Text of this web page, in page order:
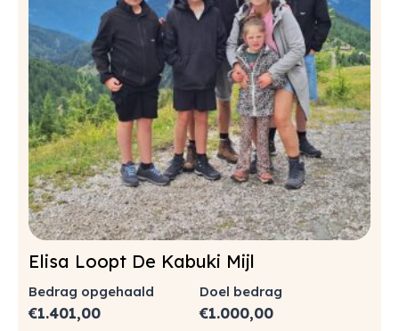
Elisa Loopt De Kabuki Mijl
€1.000,00
Doel bedrag
€1.401,00
Bedrag opgehaald